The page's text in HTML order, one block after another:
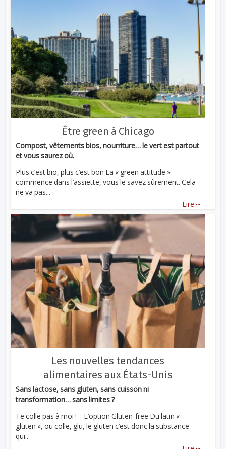
Être green à Chicago
Compost, vêtements bios, nourriture… le vert est partout
et vous saurez où.
Plus c’est bio, plus c’est bon La « green attitude »
commence dans l’assiette, vous le savez sûrement. Cela
ne va pas...
Lire ...
Les nouvelles tendances
alimentaires aux États-Unis
Sans lactose, sans gluten, sans cuisson ni
transformation… sans limites ?
Te colle pas à moi ! – L’option Gluten-free Du latin «
gluten », ou colle, glu, le gluten c’est donc la substance
qui...
...